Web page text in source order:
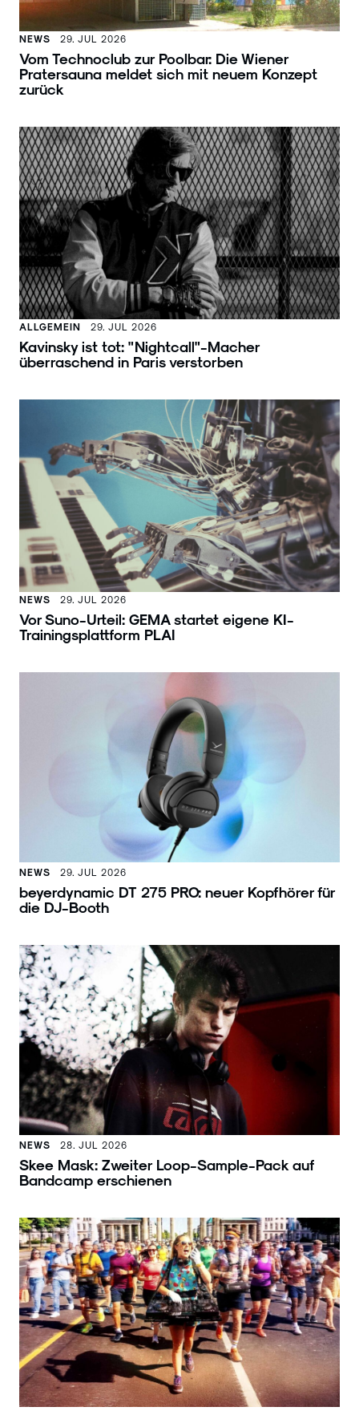
NEWS 29. JUL 2026
Vom Technoclub zur Poolbar: Die Wiener
Pratersauna meldet sich mit neuem Konzept
zurück
ALLGEMEIN 29. JUL 2026
Kavinsky ist tot: "Nightcall"-Macher
überraschend in Paris verstorben
NEWS 29. JUL 2026
Vor Suno-Urteil: GEMA startet eigene KI-
Trainingsplattform PLAI
NEWS 29. JUL 2026
beyerdynamic DT 275 PRO: neuer Kopfhörer für
die DJ-Booth
NEWS 28. JUL 2026
Skee Mask: Zweiter Loop-Sample-Pack auf
Bandcamp erschienen